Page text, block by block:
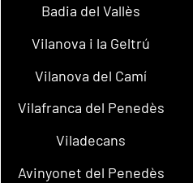
Badia del Vallès
Vilanova i la Geltrú
Vilanova del Camí
Vilafranca del Penedès
Viladecans
Avinyonet del Penedès